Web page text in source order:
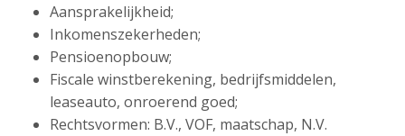
Aansprakelijkheid;
Inkomenszekerheden;
Pensioenopbouw;
Fiscale winstberekening, bedrijfsmiddelen,
leaseauto, onroerend goed;
Rechtsvormen: B.V., VOF, maatschap, N.V.